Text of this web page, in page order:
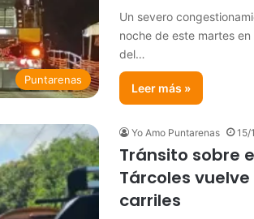
Puntarenas
Un severo
noche de este martes
del…
Leer más »
Yo Amo Puntarenas 15/
Tránsito sobre
Tárcoles
carriles